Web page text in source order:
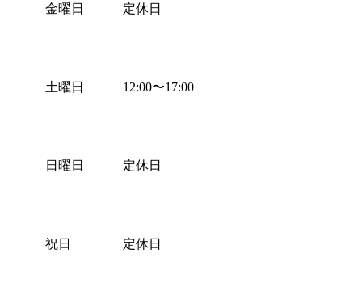
金曜日
土曜日
日曜日
祝日
定休日
12:00〜17:00
定休日
定休日